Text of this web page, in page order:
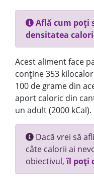
Află cum poți
densitatea
Acest aliment face
conține 353
100 de grame din
aport caloric din
un adult (2000 kCal).
Dacă vrei să
câte calorii ai
obiectivul,îl poți